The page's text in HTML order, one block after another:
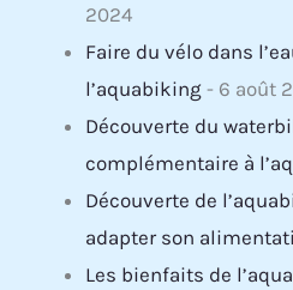
2024
Faire du vélo dans
l’aquabiking - 6 août
Découverte du
complémentaire à
Découverte de
adapter son
Les bienfaits de